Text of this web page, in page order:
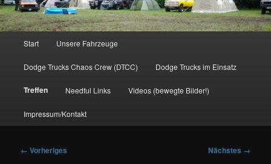
Start Unsere Fahrzeuge
Dodge Trucks Chaos Crew (DTCC) Dodge Trucks im Einsatz
Treffen Needful Links Videos (bewegte Bilder!)
Impressum/Kontakt
Bilder-
← Vorheriges Nächstes →